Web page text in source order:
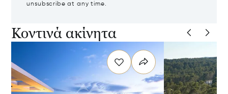
unsubscribe at any time.
Κοντινά ακίνητα